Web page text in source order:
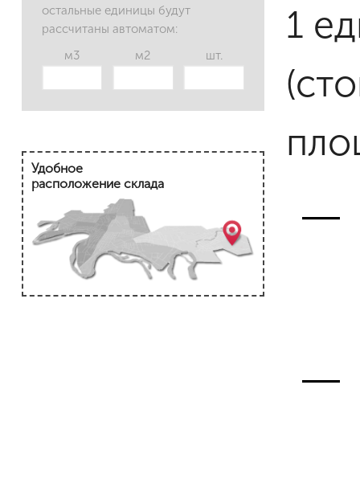
остальные единицы будут
рассчитаны автоматом:
м3
м2 шт.
Удобное
расположение склада
1